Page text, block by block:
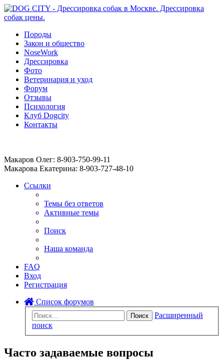
Породы
Закон и общество
NoseWork
Дрессировка
Фото
Ветеринария и уход
Форум
Отзывы
Психология
Клуб Dogcity
Контакты
Макаров Олег: 8-903-750-99-11
Макарова Екатерина: 8-903-727-48-10
Ссылки
Темы без ответов
Активные темы
Поиск
Наша команда
FAQ
Вход
Регистрация
Список форумов
Поиск
Расширенный
поиск
Часто задаваемые вопросы